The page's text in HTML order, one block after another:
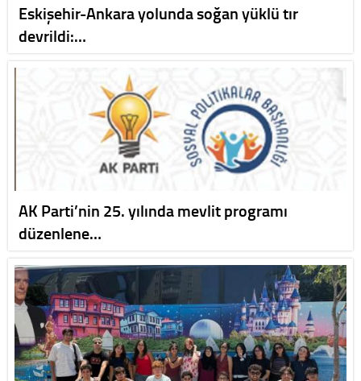
Eskişehir-Ankara yolunda soğan yüklü tır
devrildi:…
AK Parti’nin 25. yılında mevlit programı
düzenlene…